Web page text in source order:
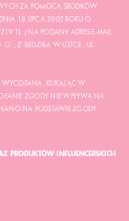
ZA POMOCĄ ŚRODKÓW
18 LIPCA 2002 ROKU O
TJ..) NA PODANY ADRES E-MAIL
O. , Z SIEDZIBĄ W USTCE , UL.
WYCOFANA, KLIKAJĄC W
ZGODY NIE WPŁYWA NA
NA PODSTAWIE ZGODY
PRODUKTÓW INFLUENCERSKICH